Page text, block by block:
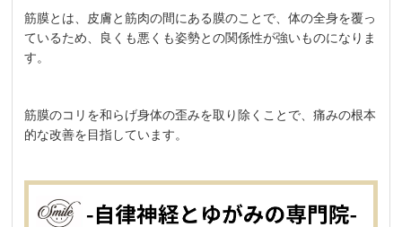
筋膜とは、皮膚と筋肉の間にある膜のことで、体の全身を覆っ
ているため、良くも悪くも姿勢との関係性が強いものになりま
す。
筋膜のコリを和らげ身体の歪みを取り除くことで、痛みの根本
的な改善を目指しています。